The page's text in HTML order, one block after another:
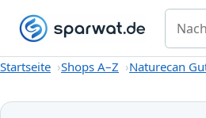
Startseite
GutscheineShops A–Z
Nach
Startseite Shops A–Z Naturecan